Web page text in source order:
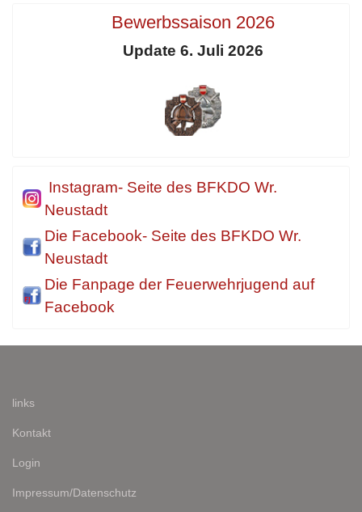
Bewerbssaison 2026
Update 6. Juli 2026
Instagram- Seite des BFKDO Wr.
Neustadt
Die Facebook- Seite des BFKDO Wr.
Neustadt
Die Fanpage der Feuerwehrjugend auf
Facebook
links
Kontakt
Login
Impressum/Datenschutz